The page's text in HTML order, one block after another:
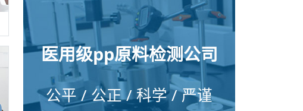
医用级pp原料检测公司
公平 / 公正 / 科学 / 严谨